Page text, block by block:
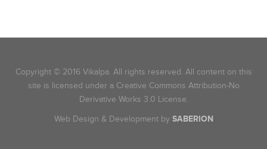
Copyright © 2016 Vikalpa. All rights reserved. All content on this
site is licensed under a Creative Commons Attribution-No
Derivative Works 3.0 License.
Web Design & Development by SABERION